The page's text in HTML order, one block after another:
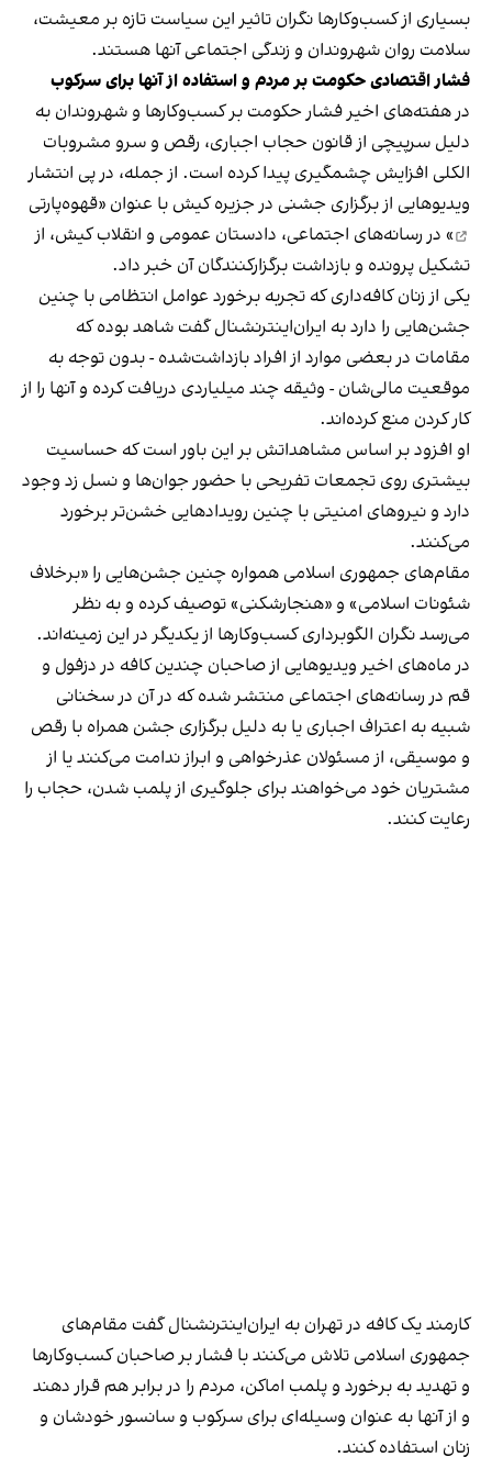
بسیاری از کسب‌وکارها نگران تاثیر این سیاست‌ تازه بر معیشت،
سلامت روان شهروندان و زندگی اجتماعی آنها هستند.
فشار اقتصادی حکومت بر مردم و استفاده از آنها برای سرکوب
در هفته‌های اخیر فشار حکومت بر کسب‌وکارها و شهروندان به
دلیل سرپیچی از قانون حجاب اجباری، رقص و سرو مشروبات
الکلی افزایش چشمگیری پیدا کرده است. از جمله، در پی انتشار
ویدیوهایی از برگزاری جشنی در جزیره کیش با عنوان «قهوه‌پارتی
» در رسانه‌های اجتماعی، دادستان عمومی و انقلاب کیش، از
تشکیل پرونده و بازداشت برگزارکنندگان آن خبر داد.
یکی از زنان کافه‌داری که تجربه برخورد عوامل انتظامی با چنین
جشن‌هایی را دارد به ایران‌اینترنشنال گفت شاهد بوده که
مقامات در بعضی موارد از افراد بازداشت‌‌شده - بدون توجه به
موقعیت مالی‌شان - وثیقه چند میلیاردی دریافت کرده و آنها را از
کار کردن منع کرده‌اند.
او افزود بر اساس مشاهداتش بر این باور است که حساسیت
بیشتری روی تجمعات تفریحی با حضور جوان‌ها و نسل زد وجود
دارد و نیروهای امنیتی با چنین رویدادهایی خشن‌تر برخورد
می‌کنند.
مقام‌های جمهوری اسلامی همواره چنین جشن‌هایی را «برخلاف
شئونات اسلامی» و «هنجارشکنی» توصیف کرده و به نظر
می‌رسد نگران الگوبرداری کسب‌وکارها از یکدیگر در این زمینه‌اند.
در ماه‌های اخیر ویدیوهایی از صاحبان چندین کافه در دزفول و
قم در رسانه‌های اجتماعی منتشر شده که در آن در سخنانی
شبیه به اعتراف اجباری یا به دلیل برگزاری جشن همراه با رقص
و موسیقی، از مسئولان عذرخواهی و ابراز ندامت می‌کنند یا از
مشتریان خود می‌خواهند برای جلوگیری از پلمب شدن، حجاب را
رعایت کنند.
کارمند یک کافه در تهران به ایران‌اینترنشنال گفت مقام‌های
جمهوری اسلامی تلاش می‌کنند با فشار بر صاحبان کسب‌وکارها
و تهدید به برخورد و پلمب اماکن، مردم را در برابر هم قرار دهند
و از آنها به عنوان وسیله‌ای برای سرکوب و سانسور خودشان و
زنان استفاده کنند.